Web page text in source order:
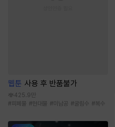
웹툰 사용 후 반품불가
425.9만
#피폐물 #현대물 #미남공 #굴림수 #복수